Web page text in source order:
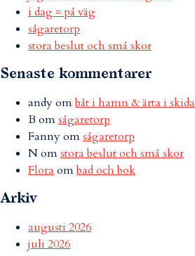
i dag = på väg
sågaretorp
stora beslut och små skor
Senaste kommentarer
andyombåt i hamn & ärta i skida
B omsågaretorp
Fannyomsågaretorp
Nomstora beslut och små skor
Flora ombad och bok
Arkiv
augusti 2026
juli 2026